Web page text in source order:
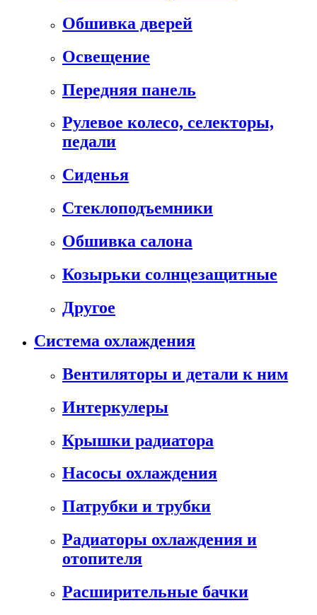
Обшивка дверей
Освещение
Передняя панель
Рулевое колесо, селекторы,
педали
Сиденья
Стеклоподъемники
Обшивка салона
Козырьки солнцезащитные
Другое
Система охлаждения
Вентиляторы и детали к ним
Интеркулеры
Крышки радиатора
Насосы охлаждения
Патрубки и трубки
Радиаторы охлаждения и
отопителя
Расширительные бачки